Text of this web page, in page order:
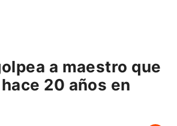
a maestro que
20 años en